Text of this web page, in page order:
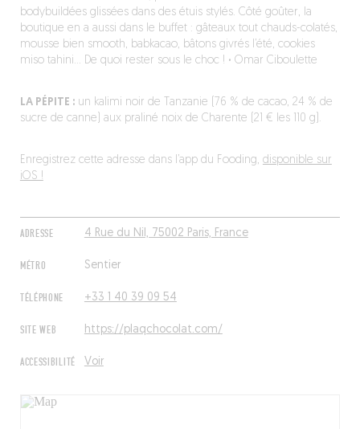
ADRESSE 4 Rue du Nil, 75002 Paris, France
MÉTRO Sentier
TÉLÉPHONE +33 1 40 39 09 54
SITE WEB https://plaqchocolat.com/
ACCESSIBILITÉ Voir
bodybuildées glissées dans des étuis stylés. Côté goûter, la
boutique en a aussi dans le buffet : gâteaux tout chauds-colatés,
mousse bien smooth, babkacao, bâtons givrés l’été, cookies
miso tahini… De quoi rester sous le choc ! · Omar Ciboulette
LA PÉPITE :un kalimi noir de Tanzanie (76 % de cacao, 24 % de
sucre de canne) aux praliné noix de Charente (21 € les 110 g).
Enregistrez cette adresse dans l’app du Fooding, disponible sur
iOS !